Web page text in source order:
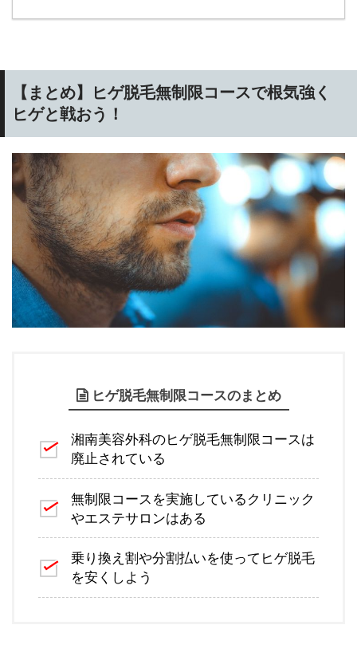
【まとめ】ヒゲ脱毛無制限コースで根気強く
ヒゲと戦おう！
ヒゲ脱毛無制限コースのまとめ
湘南美容外科のヒゲ脱毛無制限コースは
廃止されている
無制限コースを実施しているクリニック
やエステサロンはある
乗り換え割や分割払いを使ってヒゲ脱毛
を安くしよう